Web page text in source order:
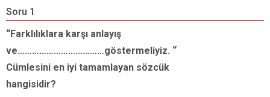
Soru 1
“Farklılıklara karşı anlayış
ve………………………………göstermeliyiz. “
Cümlesini en iyi tamamlayan sözcük
hangisidir?